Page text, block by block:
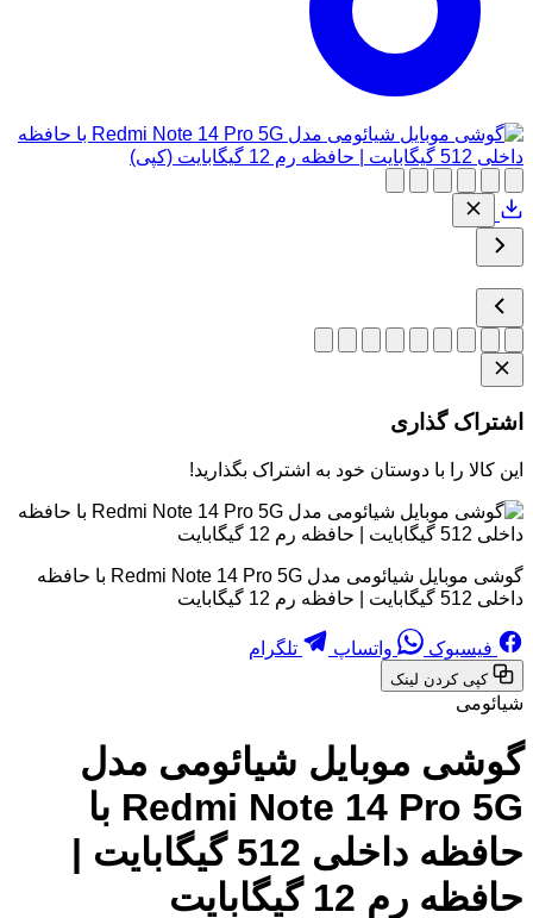
اشتراک گذاری
این کالا را با دوستان خود به اشتراک بگذارید!
گوشی موبایل شیائومی مدل Redmi Note 14 Pro 5G با حافظه
داخلی 512 گیگابایت | حافظه رم 12 گیگابایت
فیسبوک واتساپ تلگرام
کپی کردن لینک
شیائومی
گوشی موبایل شیائومی مدل
Redmi Note 14 Pro 5G با
حافظه داخلی 512 گیگابایت |
حافظه رم 12 گیگابایت